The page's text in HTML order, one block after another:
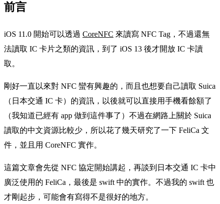
前言
iOS 11.0 開始可以透過 CoreNFC 來讀寫 NFC Tag，不過還無
法讀取 IC 卡片之類的資訊，到了 iOS 13 後才開放 IC 卡讀
取。
剛好一直以來對 NFC 蠻有興趣的，而且也想要自己讀取 Suica
（日本交通 IC 卡）的資訊，以後就可以直接用手機看餘額了
（我知道已經有 app 做到這件事了）不過在網路上關於 Suica
讀取的中文資源比較少，所以花了幾天研究了一下 FeliCa 文
件，並且用 CoreNFC 實作。
這篇文章會先從 NFC 協定開始講起，再談到日本交通 IC 卡中
廣泛使用的 FeliCa，最後是 swift 中的實作。不過我的 swift 也
才剛起步，可能會有寫得不是很好的地方。